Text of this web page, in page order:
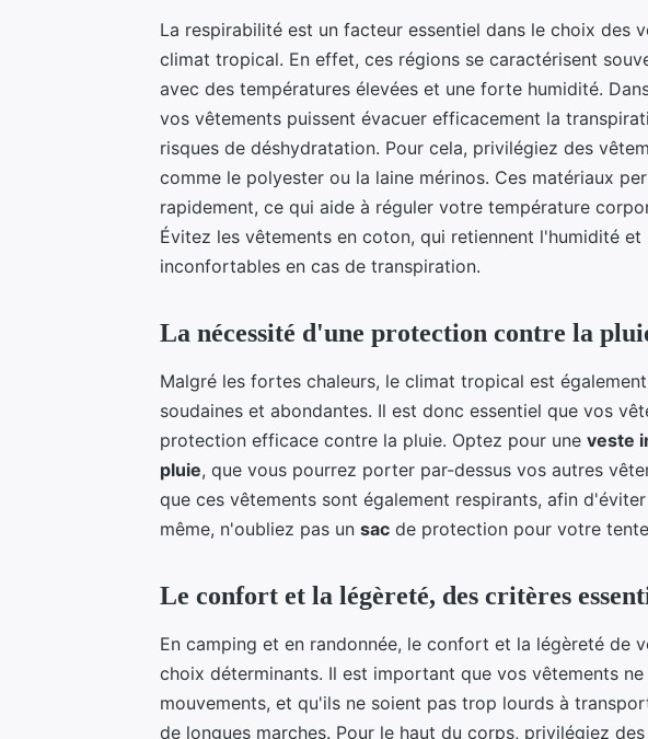
La respirabilité est un facteur essentiel dans le choix des
climat tropical. En effet, ces régions se caractérisent
avec des températures élevées et une forte humidité.
vos vêtements puissent évacuer efficacement la
risques de déshydratation. Pour cela, privilégiez des
comme le polyester ou la laine mérinos. Ces matériaux
rapidement, ce qui aide à réguler votre température
Évitez les vêtements en coton, qui retiennent l'humidité
inconfortables en cas de transpiration.
La nécessité d'une protection contre la
Malgré les fortes chaleurs, le climat tropical est
soudaines et abondantes. Il est donc essentiel que vos
protection efficace contre la pluie. Optez pour une veste
pluie, que vous pourrez porter par-dessus vos autres
que ces vêtements sont également respirants, afin
même, n'oubliez pas un sac de protection pour votre
Le confort et la légèreté, des critères
En camping et en randonnée, le confort et la légèreté de
choix déterminants. Il est important que vos vêtements
mouvements, et qu'ils ne soient pas trop lourds à
de longues marches. Pour le haut du corps, privilégiez